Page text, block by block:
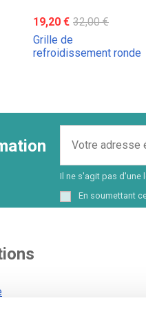
19,20 € 32,00 €
Grille de
refroidissement ronde
Il ne s'agit pas d'une
En soumettant